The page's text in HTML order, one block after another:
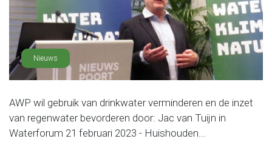
Nieuws
AWP wil gebruik van drinkwater verminderen en de inzet
van regenwater bevorderen door: Jac van Tuijn in
Waterforum 21 februari 2023 - Huishouden...